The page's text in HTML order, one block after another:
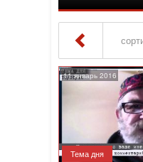
Iton
11 январь 2016
Тема дня